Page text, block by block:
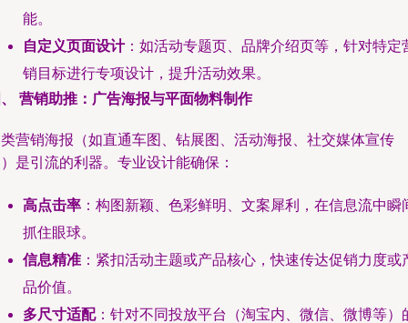
能。
自定义页面设计：如活动专题页、品牌介绍页等，针对特定
销目标进行专项设计，提升活动效果。
营销助推：广告海报与平面物料制作
营销海报（如直通车图、钻展图、活动海报、社交媒体宣传
是引流的利器。专业设计能确保：
高点击率 ：构图新颖、色彩鲜明、文案犀利，在信息流中瞬
抓住眼球。
信息精准 ：紧扣活动主题或产品核心，快速传达促销力度或
品价值。
多尺寸适配：针对不同投放平台（淘宝内、微信、微博等）